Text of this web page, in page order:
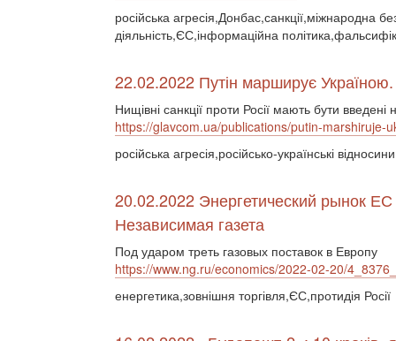
російська агресія,Донбас,санкції,міжнародна
діяльність,ЄС,інформаційна
22.02.2022 Путін марширує
Нищівні санкції проти Росії мають бути введені
https://glavcom.ua/publications/putin-marshiruje-
російська агресія,російсько-українські
20.02.2022 Энергетический рынок
Независимая газета
Под ударом треть газовых поставок в Европу
https://www.ng.ru/economics/2022-02-20/
енергетика,зовнішня торгівля,ЄС,протидія Росії